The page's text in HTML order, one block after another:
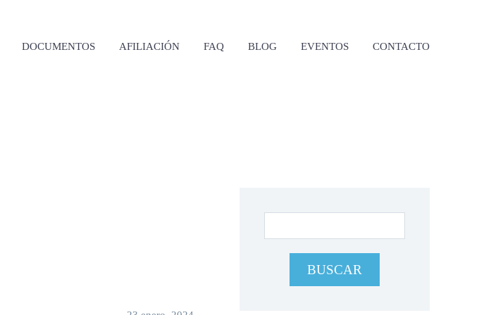
DOCUMENTOS AFILIACIÓN FAQ BLOG EVENTOS CONTACTO